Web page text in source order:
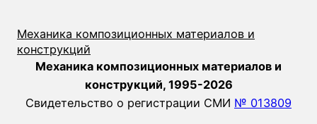
Механика композиционных материалов и
конструкций
Механика композиционных материалов и
конструкций, 1995-2026
Свидетельство о регистрации СМИ № 013809